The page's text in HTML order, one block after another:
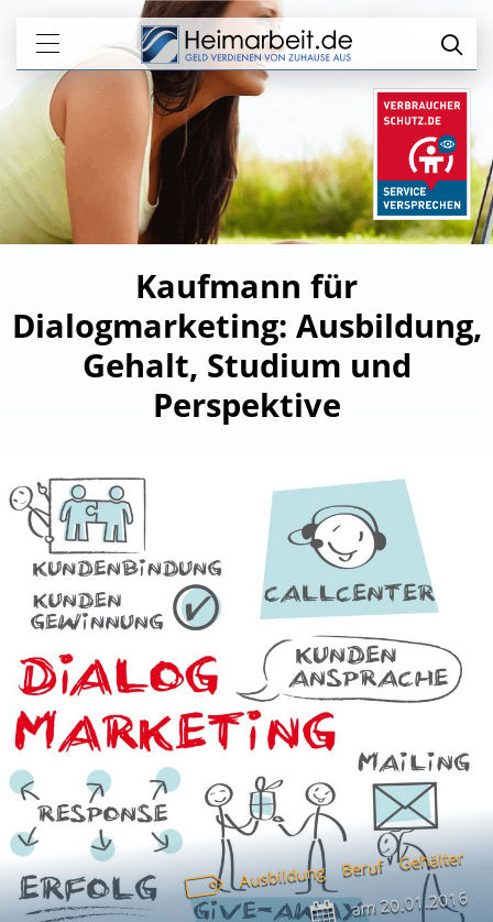
Kaufmann für
Dialogmarketing: Ausbildung,
Gehalt, Studium und
Perspektive
Ausbildung Beruf Gehälter
am20.01.2016